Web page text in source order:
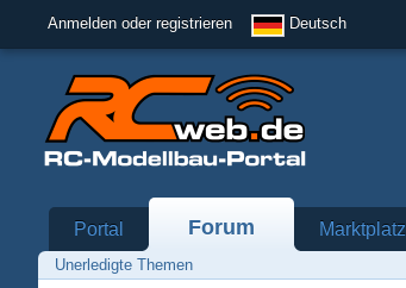
Anmelden oder registrieren Deutsch
Portal Forum Marktplatz
Unerledigte Themen